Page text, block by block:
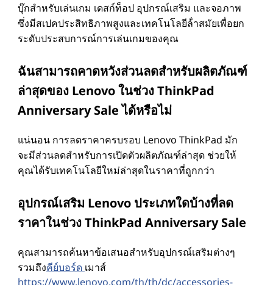
บุ๊กสําหรับเล่นเกม เดสก์ท็อป อุปกรณ์เสริม และจอภาพ
ซึ่งมีสเปคประสิทธิภาพสูงและเทคโนโลยีล้ําสมัยเพื่อยก
ระดับประสบการณ์การเล่นเกมของคุณ
ฉันสามารถคาดหวังส่วนลดสําหรับผลิตภัณฑ์
ล่าสุดของ Lenovo ในช่วง ThinkPad
Anniversary Sale ได้หรือไม่
แน่นอน การลดราคาครบรอบ Lenovo ThinkPad มัก
จะมีส่วนลดสําหรับการเปิดตัวผลิตภัณฑ์ล่าสุด ช่วยให้
คุณได้รับเทคโนโลยีใหม่ล่าสุดในราคาที่ถูกกว่า
อุปกรณ์เสริม Lenovo ประเภทใดบ้างที่ลด
ราคาในช่วง ThinkPad Anniversary Sale
คุณสามารถค้นหาข้อเสนอสําหรับอุปกรณ์เสริมต่างๆ
รวมถึงคีย์บอร์ด เมาส์
https://www.lenovo.com/th/th/dc/accessories-